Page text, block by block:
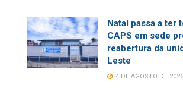
Natal passa a ter
CAPS em sede
reabertura da
Leste
4 DE AGOSTO DE 2026